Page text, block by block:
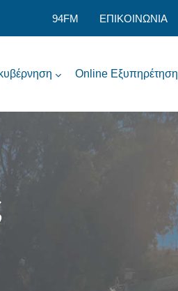
94FM ΕΠΙΚΟΙΝΩΝΙΑ
Online Εξυπηρέτηση